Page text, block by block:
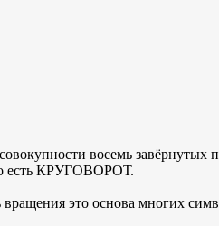
восемь завёрнутых
есть КРУГОВОРОТ.
это основа многих